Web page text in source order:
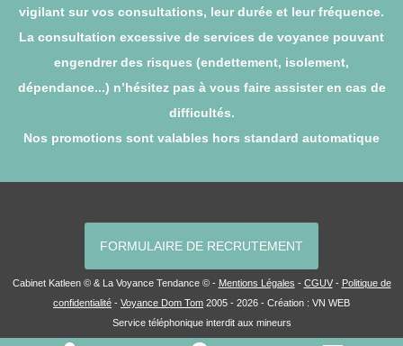
vigilant sur vos consultations, leur durée et leur fréquence.
La consultation excessive de services de voyance pouvant
engendrer des risques (endettement, isolement,
dépendance...) n’hésitez pas à vous faire assister en cas de
difficultés.
Nos promotions sont valables hors standard automatique
FORMULAIRE DE RECRUTEMENT
Cabinet Katleen © & La Voyance Tendance © - Mentions Légales - CGUV- Politique de
confidentialité - Voyance Dom Tom 2005 - 2026 - Création : VN WEB
Service téléphonique interdit aux mineurs